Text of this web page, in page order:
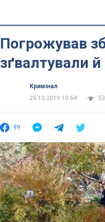
Погрожував
зґвалтували
Кримінал
25.10.2019 10:54
99